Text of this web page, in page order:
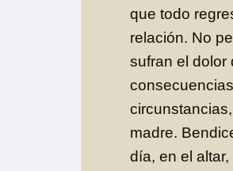
que todo
relación. No
sufran el dolor
madre.
día, en el